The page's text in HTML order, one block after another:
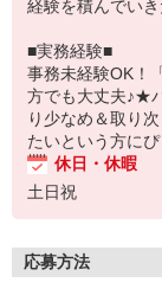
経験を積んでい
■実務経験■
事務未経験OK！
方でも大丈夫♪★
り少なめ＆取り
たいという方に
休日・休暇
土日祝
応募方法